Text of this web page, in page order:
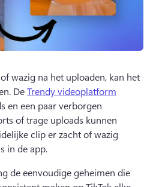
wazig na het uploaden, kan het
De Trendy videoplatform
en een paar verborgen
of trage uploads kunnen
clip er zacht of wazig
in de app.
de eenvoudige geheimen die